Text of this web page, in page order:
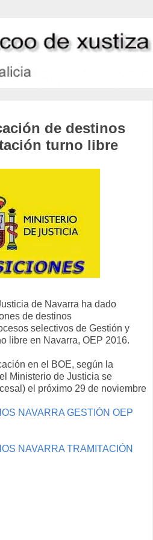
de destinos
turno libre
de Navarra ha dado
de destinos
selectivos de Gestión y
libre en Navarra, OEP 2016.
en el BOE, según la
Ministerio de Justicia se
el próximo 29 de noviembre
NAVARRA GESTIÓN OEP
NAVARRA TRAMITACIÓN